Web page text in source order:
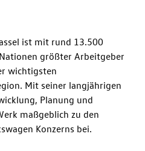
ist mit rund 13.500
größter Arbeitgeber
wichtigsten
Mit seiner langjährigen
Planung und
maßgeblich zu den
Konzerns bei.